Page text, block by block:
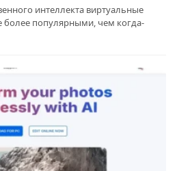
интеллекта виртуальные
более популярными, чем когда-